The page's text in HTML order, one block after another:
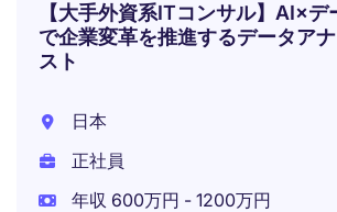
【大手外資系ITコンサル】AI×デ
で企業変革を推進するデータアナ
スト
日本
正社員
年収 600万円 - 1200万円